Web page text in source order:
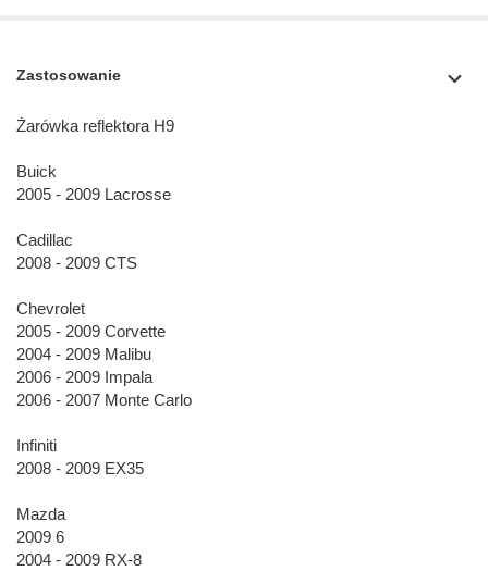
Zastosowanie
Żarówka reflektora H9
Buick
2005 - 2009 Lacrosse
Cadillac
2008 - 2009 CTS
Chevrolet
2005 - 2009 Corvette
2004 - 2009 Malibu
2006 - 2009 Impala
2006 - 2007 Monte Carlo
Infiniti
2008 - 2009 EX35
Mazda
2009 6
2004 - 2009 RX-8